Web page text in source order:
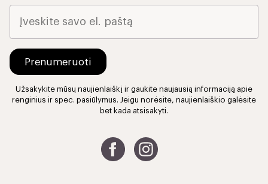
Užsakykite mūsų naujienlaiškį ir gaukite naujausią informaciją apie
renginius ir spec. pasiūlymus. Jeigu norėsite, naujienlaiškio galėsite
bet kada atsisakyti.